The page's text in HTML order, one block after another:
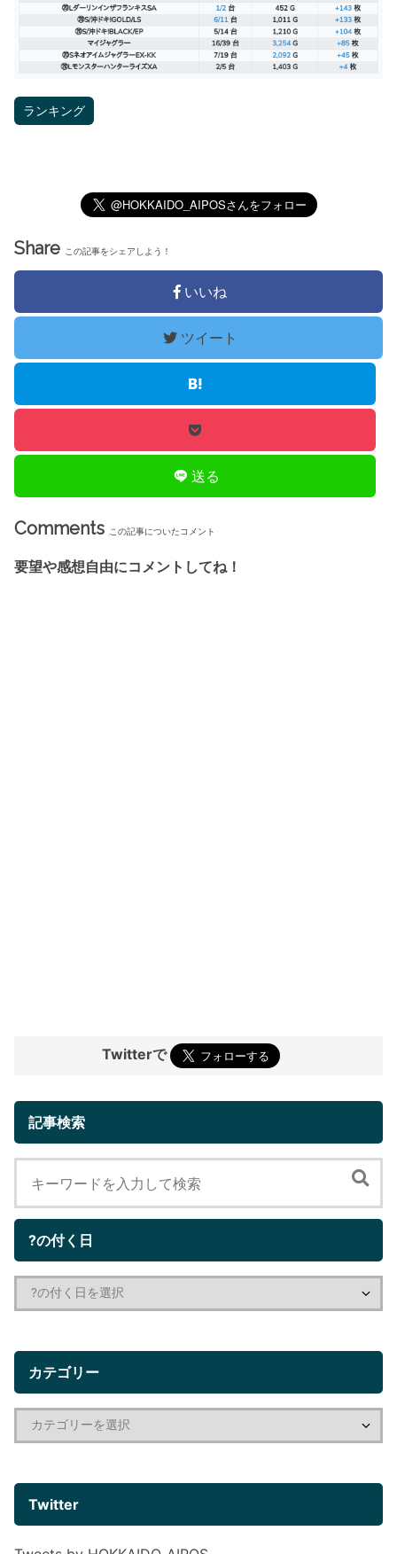
ランキング
Share この記事をシェアしよう！
いいね
ツイート
送る
Comments この記事についたコメント
要望や感想自由にコメントしてね！
Twitterで
記事検索
?の付く日
カテゴリー
Twitter